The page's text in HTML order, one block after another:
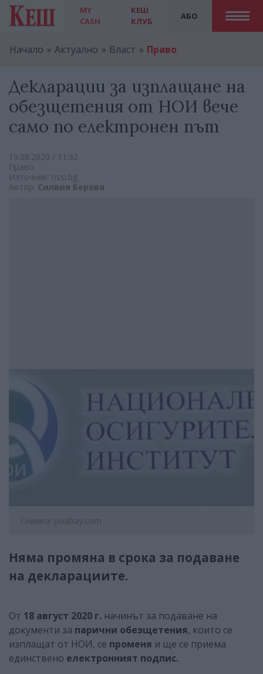
MY
CASH
АБО
КЕШ
КЛУБ
Начало Актуално Власт Право
Декларации за изплащане на
обезщетения от НОИ вече
само по електронен път
19.08.2020 / 11:32
Право
Източник: nssi.bg
Автор: Силвия Берова
Снимка: pixabay.com
Няма промяна в срока за подаване
на декларациите.
От 18 август 2020 г. начинът за подаване на
документи за парични обезщетения, които се
изплащат от НОИ, се променя и ще се приема
единствено електронният подпис.